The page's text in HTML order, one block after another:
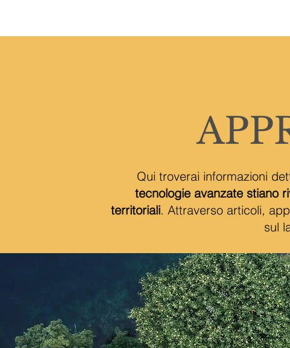
Qui troverai informazioni
tecnologie avanzate stiano
territoriali. Attraverso articoli,
sul